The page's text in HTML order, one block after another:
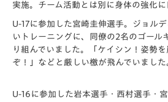
実施。チーム活動とは別に身体の強化に
U-17に参加した宮崎圭伸選手。ジョル
いトレーニングに、同僚の2名のゴール
り組んでいました。「ケイシン！姿勢
ぞ！」などと厳しい檄が飛んでいました
U-16に参加した岩本選手・西村選手・